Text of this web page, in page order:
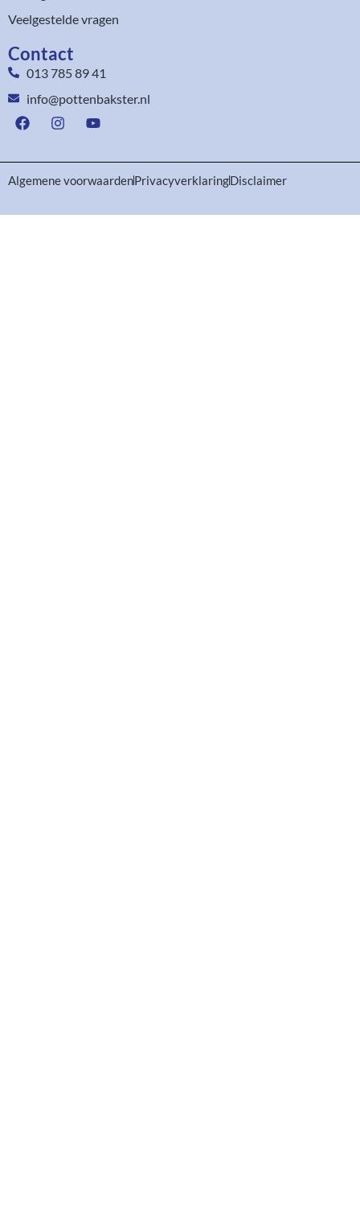
Veelgestelde vragen
Contact
013 785 89 41
info@pottenbakster.nl
Algemene voorwaardenPrivacyverklaringDisclaimer